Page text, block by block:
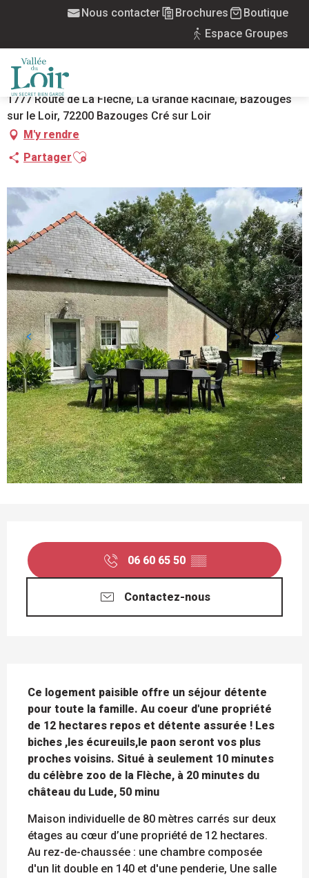
principal
Nous contacter Brochures
Boutique
Espace Groupes
Gîte la Grande Racinaie
GÎTE LA GRANDE RACINAIE
MEUBLÉS MAISON
1777 Route de La Flèche, La Grande Racinaie, Bazouges
sur le Loir, 72200 Bazouges Cré sur Loir
M'y rendre
PartagerAjouter aux favoris
06 60 65 50 ▒▒
Contactez-nous
Ce logement paisible offre un séjour détente
pour toute la famille. Au coeur d'une propriété
de 12 hectares repos et détente assurée ! Les
biches ,les écureuils,le paon seront vos plus
proches voisins. Situé à seulement 10 minutes
du célèbre zoo de la Flèche, à 20 minutes du
château du Lude, 50 minu
Maison individuelle de 80 mètres carrés sur deux
étages au cœur d’une propriété de 12 hectares.
Au rez-de-chaussée : une chambre composée
d'un lit double en 140 et d'une penderie, Une salle